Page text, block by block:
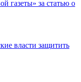
газеты» за статью о
власти защитить